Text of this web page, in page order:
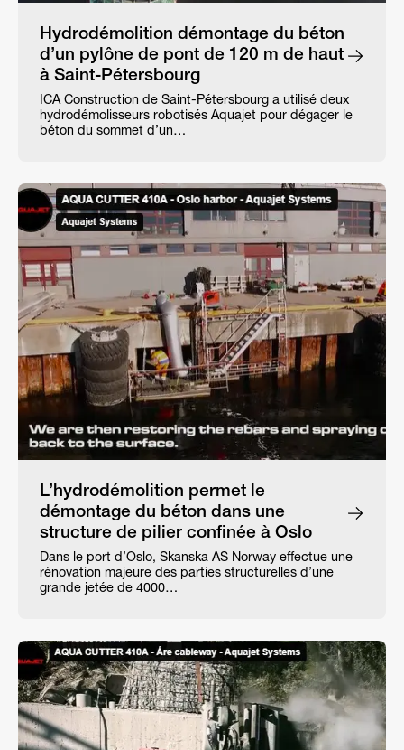
Hydrodémolition démontage du béton
d’un pylône de pont de 120 m de haut
à Saint-Pétersbourg
ICA Construction de Saint-Pétersbourg a utilisé deux
hydrodémolisseurs robotisés Aquajet pour dégager le
béton du sommet d’un…
L’hydrodémolition permet le
démontage du béton dans une
structure de pilier confinée à Oslo
Dans le port d’Oslo, Skanska AS Norway effectue une
rénovation majeure des parties structurelles d’une
grande jetée de 4000…